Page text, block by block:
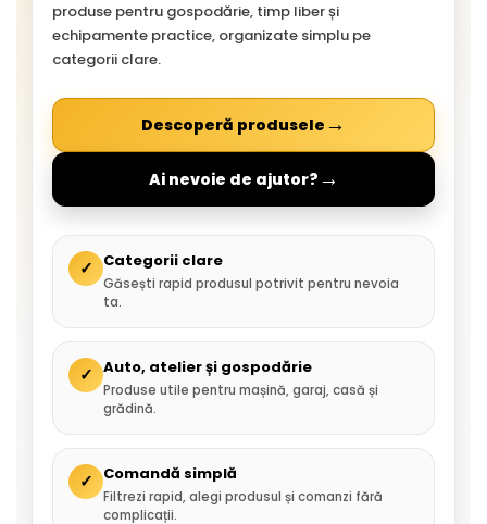
produse pentru gospodărie, timp liber și
echipamente practice, organizate simplu pe
categorii clare.
Descoperă produsele →
Ai nevoie de ajutor? →
✓ Categorii clare
Găsești rapid produsul potrivit pentru nevoia
ta.
✓ Auto, atelier și gospodărie
Produse utile pentru mașină, garaj, casă și
grădină.
✓ Comandă simplă
Filtrezi rapid, alegi produsul și comanzi fără
complicații.